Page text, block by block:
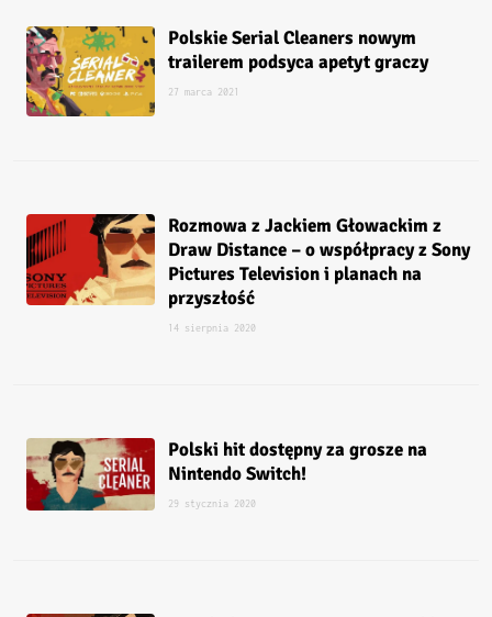
Polskie Serial Cleaners nowym
trailerem podsyca apetyt graczy
27 marca 2021
Rozmowa z Jackiem Głowackim z
Draw Distance – o współpracy z Sony
Pictures Television i planach na
przyszłość
14 sierpnia 2020
Polski hit dostępny za grosze na
Nintendo Switch!
29 stycznia 2020